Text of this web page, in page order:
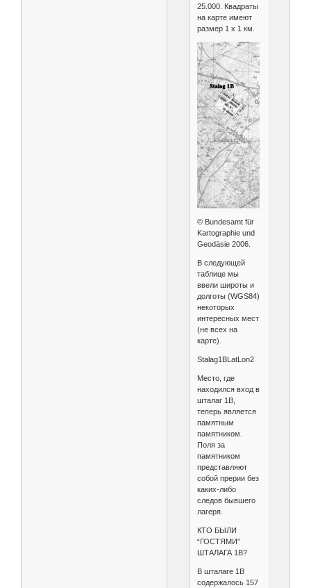
25.000. Квадраты
на карте имеют
размер 1 х 1 км.
© Bundesamt für
Kartographie und
Geodäsie 2006.
В следующей
таблице мы
ввели широты и
долготы (WGS84)
некоторых
интересных мест
(не всех на
карте).
Stalag1BLatLon2
Место, где
находился вход в
шталаг 1B,
теперь является
памятным
памятником.
Поля за
памятником
представляют
собой прерии без
каких-либо
следов бывшего
лагеря.
КТО БЫЛИ
“ГОСТЯМИ”
ШТАЛАГА 1B?
В шталаге 1B
содержалось 157